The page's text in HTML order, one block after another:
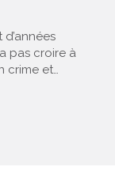
pas croire à
crime et…